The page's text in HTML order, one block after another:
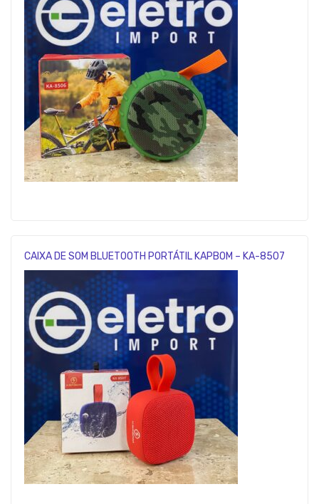
CAIXA DE SOM BLUETOOTH PORTÁTIL KAPBOM – KA-8507